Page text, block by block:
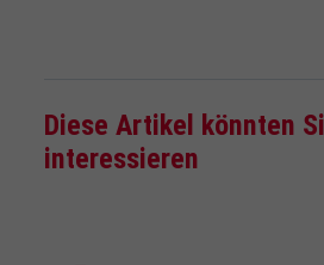
Diese Artikel könnten
interessieren